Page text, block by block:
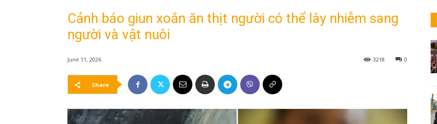
Cảnh báo giun xoắn ăn thịt người có thể lây nhiễm sang
người và vật nuôi
June 11, 2026 0
3218
Share